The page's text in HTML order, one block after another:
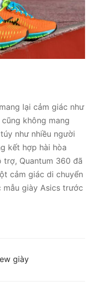
lại cảm giác như
không mang
như nhiều người
kết hợp hài hòa
trợ, Quantum 360 đã
cảm giác di chuyển
giày Asics trước
giày